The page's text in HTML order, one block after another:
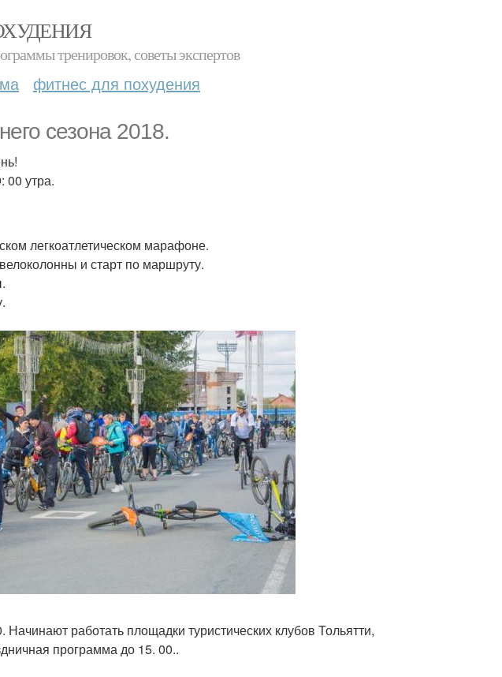
тренировок, советы экспертов
фитнес для похудения
сезона 2018.
00 утра.
легкоатлетическом марафоне.
и старт по маршруту.
работать площадки туристических клубов Тольятти,
программа до 15. 00..